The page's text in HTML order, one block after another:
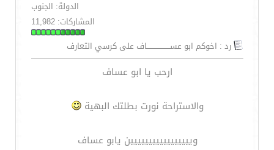
الدولة: الجنوب
المشاركات: 11,982
رد : اخوكم ابو عســـــــــــــــــــاف على كرسي التعارف
ارحب يا ابو عساف
والاستراحة نورت بطلتك البهية
وييييييييييييييييين يابو عساف